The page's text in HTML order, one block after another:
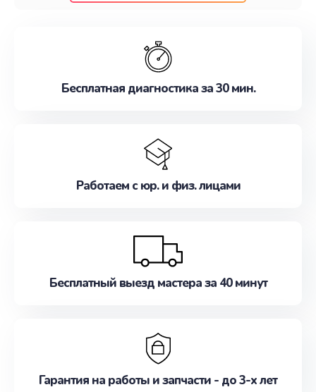
наилучшим образом. Не медлите записаться на
Бесплатная диагностика за 30 мин.
Работаем с юр. и физ. лицами
Бесплатный выезд мастера за 40 минут
Гарантия на работы и запчасти - до 3-х лет